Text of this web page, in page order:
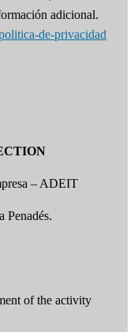
adicional.
de-privacidad
– ADEIT
Penadés.
of the activity